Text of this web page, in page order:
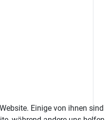
Einige von ihnen sind